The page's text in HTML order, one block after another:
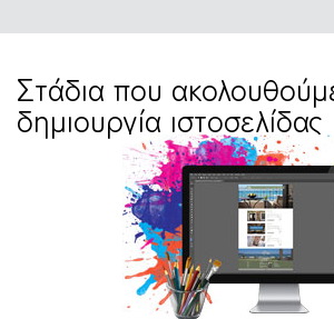
Στάδια που
δημιουργία ιστοσελίδας